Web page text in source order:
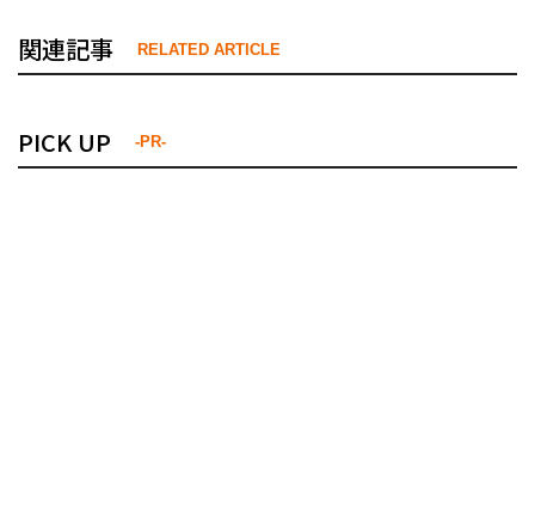
関連記事 RELATED ARTICLE
PICK UP -PR-